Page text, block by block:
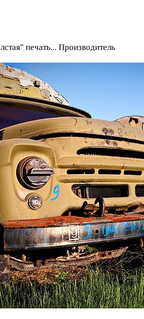
печать... Производитель